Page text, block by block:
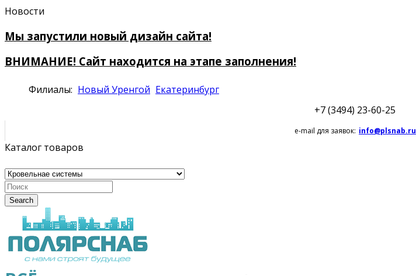
Новости
Мы запустили новый дизайн сайта!
ВНИМАНИЕ! Сайт находится на этапе заполнения!
Филиалы: Новый Уренгой Екатеринбург
+7 (3494) 23-60-25
e-mail для заявок: info@plsnab.ru
Каталог товаров
Search